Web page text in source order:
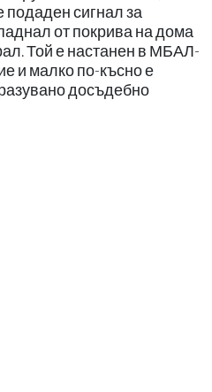
подаден сигнал за
от покрива на дома
Той е настанен в МБАЛ-
и малко по-късно е
досъдебно